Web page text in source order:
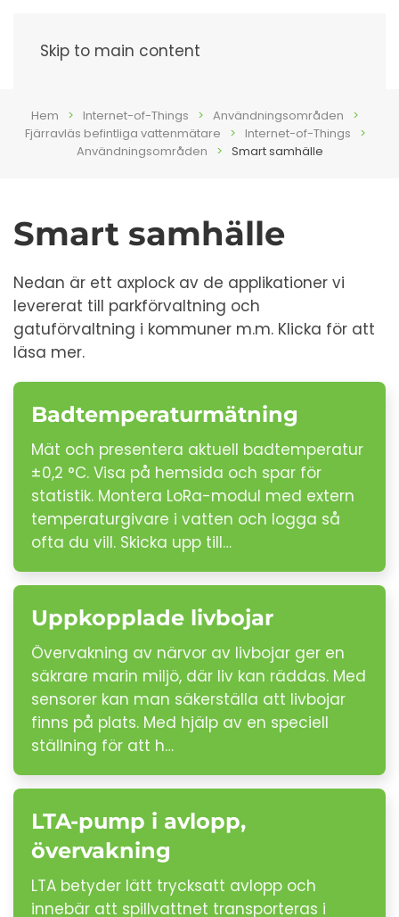
Skip to main content
Hem Internet-of-Things
Användningsområden
Fjärravläs befintliga vattenmätare
Internet-of-Things
Användningsområden
Smart samhälle
Smart samhälle
Nedan är ett axplock av de applikationer vi
levererat till parkförvaltning och
gatuförvaltning i kommuner m.m. Klicka för att
läsa mer.
Badtemperaturmätning
Mät och presentera aktuell badtemperatur
±0,2 °C. Visa på hemsida och spar för
statistik. Montera LoRa-modul med extern
temperaturgivare i vatten och logga så
ofta du vill. Skicka upp till…
Uppkopplade livbojar
Övervakning av närvor av livbojar ger en
säkrare marin miljö, där liv kan räddas. Med
sensorer kan man säkerställa att livbojar
finns på plats. Med hjälp av en speciell
ställning för att h…
LTA-pump i avlopp,
övervakning
LTA betyder lätt trycksatt avlopp och
innebär att spillvattnet transporteras i